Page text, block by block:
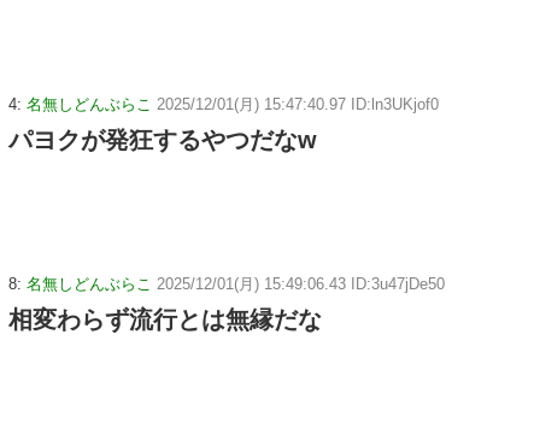
4: 名無しどんぶらこ 2025/12/01(月) 15:47:40.97 ID:ln3UKjof0
パヨクが発狂するやつだなw
8: 名無しどんぶらこ 2025/12/01(月) 15:49:06.43 ID:3u47jDe50
相変わらず流行とは無縁だな